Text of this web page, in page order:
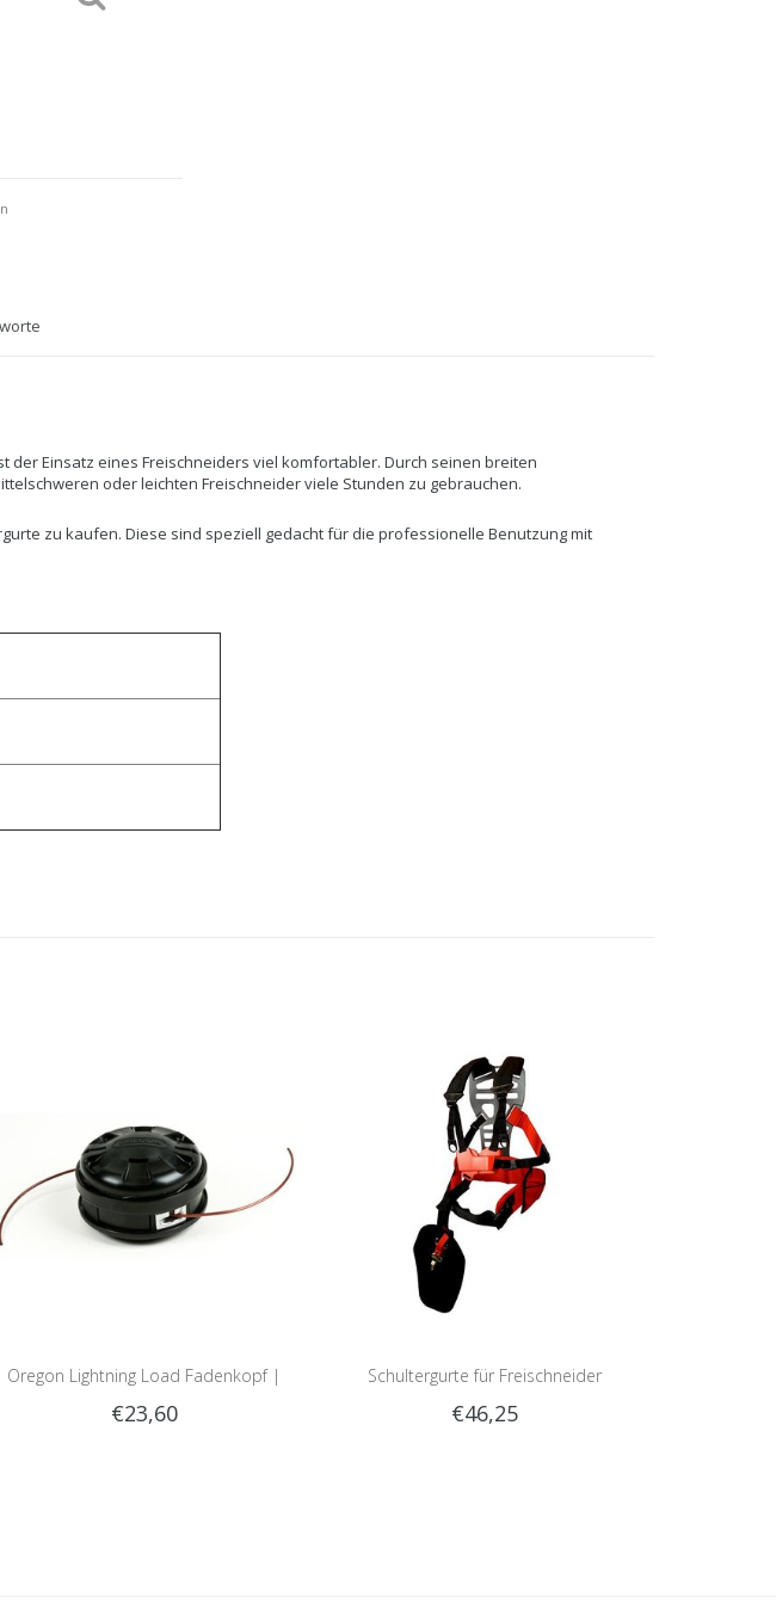
Einsatz eines Freischneiders viel komfortabler. Durch seinen breiten
oder leichten Freischneider viele Stunden zu gebrauchen.
zu kaufen. Diese sind speziell gedacht für die professionelle Benutzung mit
Oregon Lightning Load Fadenkopf |
Montage mit Bolze | Passt 95 Prozent
€23,60
Schultergurte für Freischneider
Professionell
€46,25